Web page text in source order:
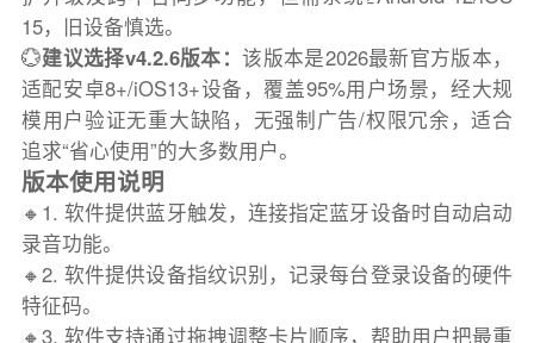
15，旧设备慎选。
💮建议选择v4.2.6版本：该版本是2026最新官方版本，
适配安卓8+/iOS13+设备，覆盖95%用户场景，经大规
模用户验证无重大缺陷，无强制广告/权限冗余，适合
追求“省心使用”的大多数用户。
版本使用说明
🔸1. 软件提供蓝牙触发，连接指定蓝牙设备时自动启动
录音功能。
🔸2. 软件提供设备指纹识别，记录每台登录设备的硬件
特征码。
🔸3. 软件支持通过拖拽调整卡片顺序，帮助用户把最重